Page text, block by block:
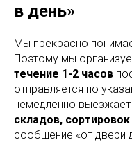
в день»
Мы прекрасно
Поэтому мы
течение 1-2 часов
отправляется по
немедленно выезжает
складов,
сообщение «от двери